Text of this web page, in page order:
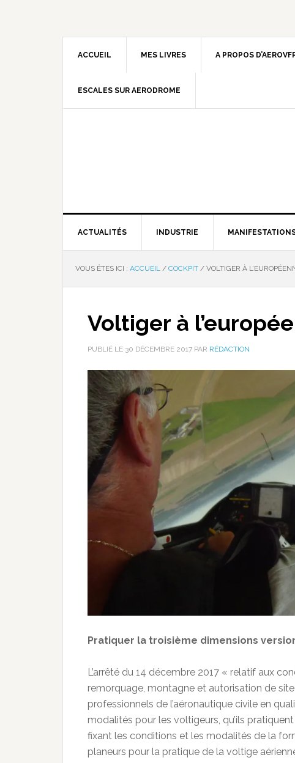
ACCUEIL MES LIVRES A PROPOS
ESCALES SUR AERODROME
ACTUALITÉS INDUSTRIE
VOUS ÊTES ICI : ACCUEIL / COCKPIT / VOLTIGER À
Voltiger à
PUBLIÉ LE 30 DÉCEMBRE 2017 PAR RÉDACTION
Pratiquer la troisième dimensions
L’arrêté du 14 décembre 2017 « relatif aux
remorquage, montagne et autorisation de
professionnels de l’aéronautique civile en
modalités pour les voltigeurs, qu’ils
fixant les conditions et les modalités de la
planeurs pour la pratique de la voltige